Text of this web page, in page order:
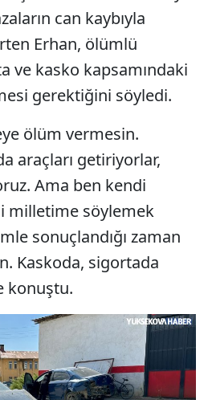
can kaybıyla
Erhan, ölümlü
ve kasko kapsamındaki
gerektiğini söyledi.
ölüm vermesin.
araçları getiriyorlar,
Ama ben kendi
milletime söylemek
sonuçlandığı zaman
Kaskoda, sigortada
konuştu.